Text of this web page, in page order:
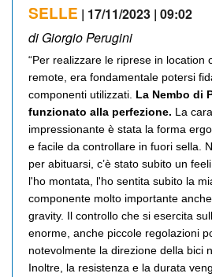
SELLE | 17/11/2023 | 09:02
di Giorgio Perugini
“Per realizzare le riprese in location
remote, era fondamentale potersi
componenti utilizzati. La Nembo di
funzionato alla perfezione. La
impressionante è stata la forma
e facile da controllare in fuori sella.
per abituarsi, c’è stato subito un
l'ho montata, l'ho sentita subito la
componente molto importante
gravity. Il controllo che si esercita
enorme, anche piccole regolazioni
notevolmente la direzione della bici
Inoltre, la resistenza e la durata